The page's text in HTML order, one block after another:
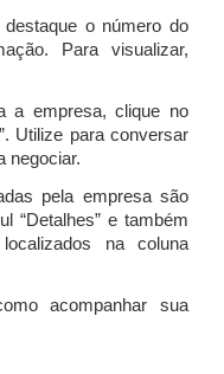
o número do
Para visualizar,
a empresa, clique no
Utilize para conversar
negociar.
pela empresa são
“Detalhes” e também
na coluna
acompanhar sua